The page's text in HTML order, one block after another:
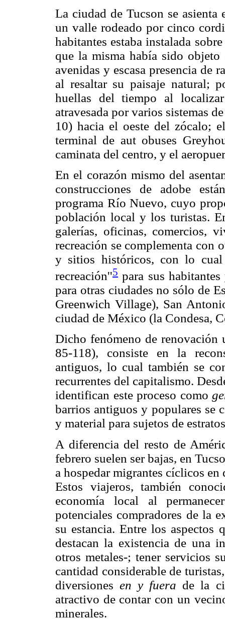
La ciudad de Tucson se
un valle rodeado por cinco
habitantes estaba instalada
que la misma había sido
avenidas y escasa presencia de
al resaltar su paisaje natural;
huellas del tiempo al
atravesada por varios sistemas
10) hacia el oeste del zócalo;
terminal de aut obuses
caminata del centro, y el
En el corazón mismo del
construcciones de adobe
programa Río Nuevo, cuyo
población local y los turistas.
galerías, oficinas, comercios,
recreación se complementa con
y sitios históricos, con lo
recreación''5 para sus
para otras ciudades no sólo de
Greenwich Village), San
ciudad de México (la Condesa,
Dicho fenómeno de renovación
85-118), consiste en la
antiguos, lo cual también se
recurrentes del capitalismo.
identifican este proceso como
barrios antiguos y populares se
y material para sujetos de
A diferencia del resto de
febrero suelen ser bajas, en
a hospedar migrantes cíclicos
Estos viajeros, también
economía local al
potenciales compradores de la
su estancia. Entre los
destacan la existencia de una
otros metales-; tener servicios
cantidad considerable de
diversionesen y fuera de la
atractivo de contar con un
minerales.